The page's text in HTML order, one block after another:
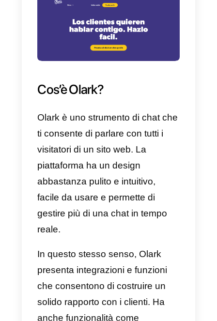
messaggistica preferite dai tuoi
clienti partendo dal tuo sito Web
e, dall’altro,Olark
che raccoglie i messaggi sul
non potrai gestire i messaggi
provenienti dai social network,
come Telegram o WhatsApp; al
contrario con Callbell puoi farlo.
Ecco spiegato perché il servizio
quello di Olark. Tuttavia, nel
campo dello sviluppo, della
gestione, del monitoraggio e
dell’usabilità è un servizio